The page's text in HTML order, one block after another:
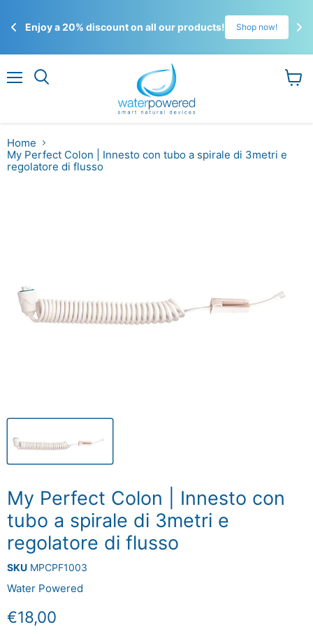
Enjoy a 20% discount on all our products! Shop now!
Gli
Home
My Perfect Colon | Innesto con tubo a spirale di 3metri e
regolatore di flusso
My Perfect Colon | Innesto con
tubo a spirale di 3metri e
regolatore di flusso
SKU MPCPF1003
Water Powered
Prezzo attuale
€18,00